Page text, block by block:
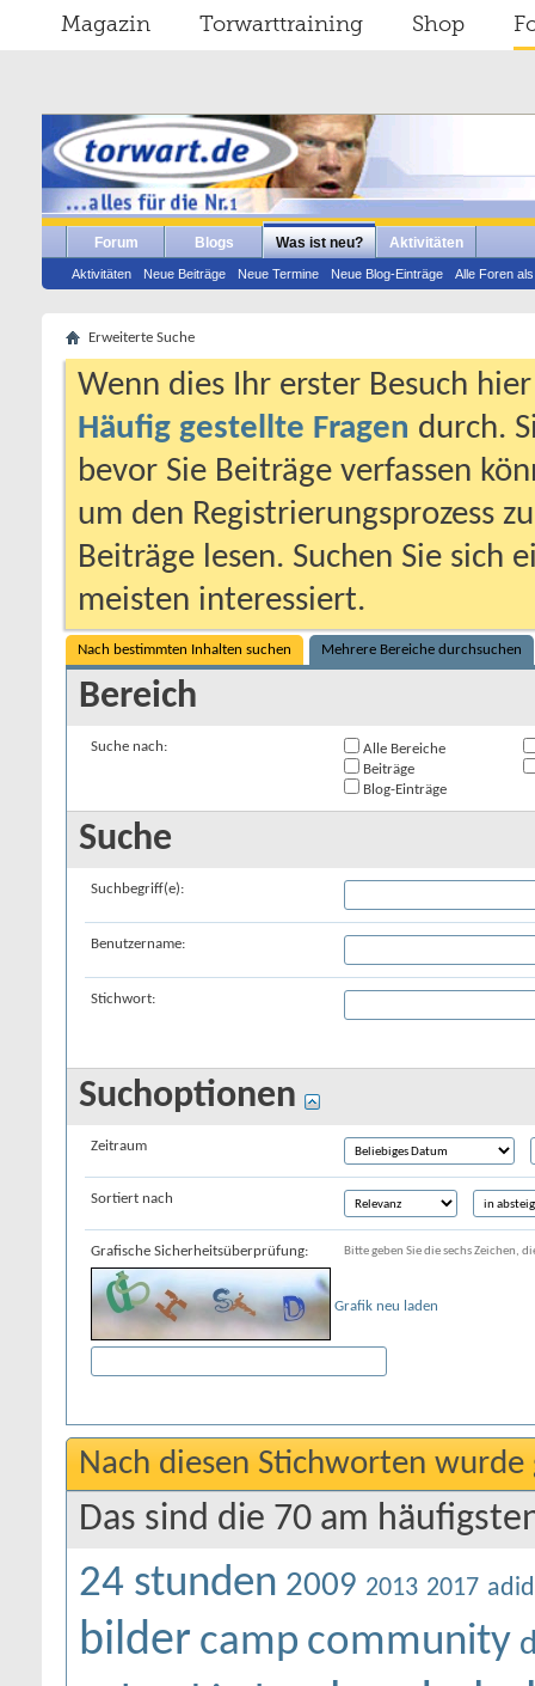
Magazin Torwarttraining Shop
Forum Blogs Was ist neu?
Aktivitäten Neue Beiträge Neue Termine Neue Blog-Einträge Alle Foren
Aktivitäten
Erweiterte Suche
Wenn dies Ihr erster Besuch
Häufig gestellte Fragen durch.
bevor Sie Beiträge verfassen
um den Registrierungsprozess
Beiträge lesen. Suchen Sie sich
meisten interessiert.
Nach bestimmten Inhalten suchen Mehrere Bereiche durchsuchen
Bereich
Suche nach:
Alle Bereiche
Beiträge
Blog-Einträge
Suche
Suchbegriff(e):
Benutzername:
Stichwort:
Suchoptionen
Zeitraum
Sortiert nach
Grafische Sicherheitsüberprüfung: Bitte geben Sie die sechs Zeichen,
Grafik neu laden
Nach diesen Stichworten wurde
Das sind die 70 am
24 stunden 2009 2013 2017
bilder camp community